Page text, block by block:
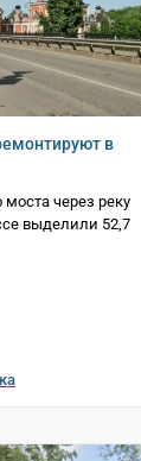
в
через реку
выделили 52,7